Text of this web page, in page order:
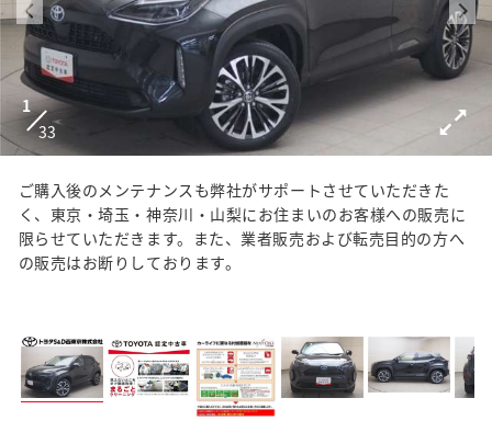
1
33
ご購入後のメンテナンスも弊社がサポートさせていただきた
く、東京・埼玉・神奈川・山梨にお住まいのお客様への販売に
限らせていただきます。また、業者販売および転売目的の方へ
の販売はお断りしております。